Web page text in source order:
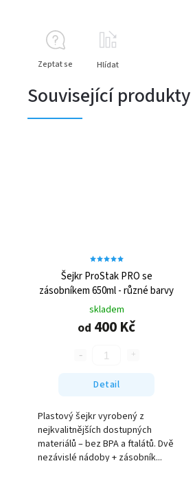
Zeptat se Hlídat
Související produkty
Šejkr ProStak PRO se
zásobníkem 650ml - různé barvy
skladem
od 400 Kč
Detail
Plastový šejkr vyrobený z
nejkvalitnějších dostupných
materiálů – bez BPA a ftalátů. Dvě
nezávislé nádoby + zásobník...